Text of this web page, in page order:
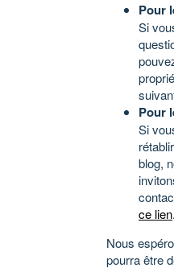
Pour
Si
Pour
Si
blog,
ce lien.
Nous
pourra être